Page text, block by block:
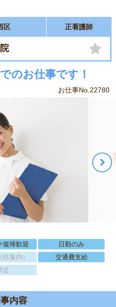
区 正看護師
のお仕事です！
お仕事No.22780
復帰歓迎
日勤のみ
養内）
交通費支給
近
内容